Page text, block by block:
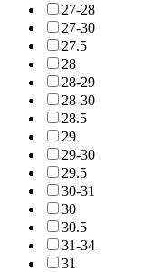
27-28
27-30
27.5
28
28-29
28-30
28.5
29
29-30
29.5
30-31
30
30.5
31-34
31